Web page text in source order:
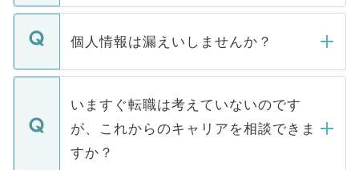
ません。
■応募殺到を避けるため 人気のある医療機
関を公にしてしまうと、応募が殺到する場
に、医療機関が求める条件に合った人材の
みを人材紹介会社に依頼するケースが増え
ています。
転職・入職を強要することは一切ありませ
ん。また、仮に応募先から内定をいただい
定を承諾する必要はありません。内定先へ
の辞退の連絡はキャリアパートナーが行い
個人情報は漏えいしませんか？
個人情報が漏えいすることはありませんの
で、ご安心ください。当サイトからの登録
などで収集したご登録者様の個人情報は、
ご本人のキャリアアップおよび転職活動の
支援を目的に使用いたします。お預かりし
いますぐ転職は考えていないのです
が、これからのキャリアを相談できま
すか？